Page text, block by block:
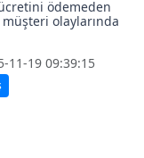
ödemeden
olaylarında